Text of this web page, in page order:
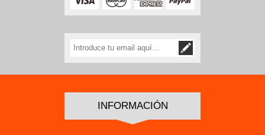
INFORMACIÓN